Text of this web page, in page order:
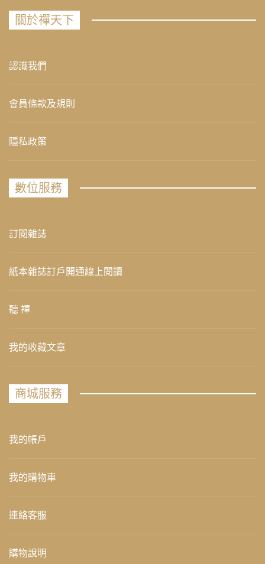
關於禪天下
認識我們
會員條款及規則
隱私政策
數位服務
訂閱雜誌
紙本雜誌訂戶開通線上閱讀
聽 禪
我的收藏文章
商城服務
我的帳戶
我的購物車
連絡客服
購物說明